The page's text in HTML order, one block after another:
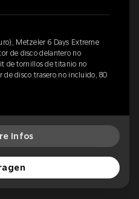
Metzeler 6 Days Extreme
de disco delantero no
de tornillos de titanio no
de disco trasero no incluido, 80
Infos